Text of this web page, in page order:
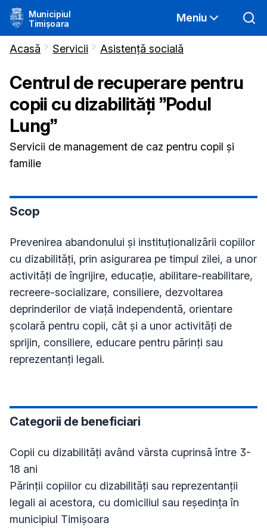
Municipiul
Timișoara
Meniu
Acasă Servicii Asistență socială
Centrul de recuperare pentru
copii cu dizabilități ”Podul
Lung”
Servicii de management de caz pentru copil și
familie
Scop
Prevenirea abandonului și instituționalizării copiilor
cu dizabilități, prin asigurarea pe timpul zilei, a unor
activități de îngrijire, educație, abilitare-reabilitare,
recreere-socializare, consiliere, dezvoltarea
deprinderilor de viață independentă, orientare
școlară pentru copii, cât și a unor activități de
sprijin, consiliere, educare pentru părinți sau
reprezentanți legali.
Categorii de beneficiari
Copii cu dizabilități având vârsta cuprinsă între 3-
18 ani
Părinții copiilor cu dizabilități sau reprezentanții
legali ai acestora, cu domiciliul sau reședința în
municipiul Timişoara